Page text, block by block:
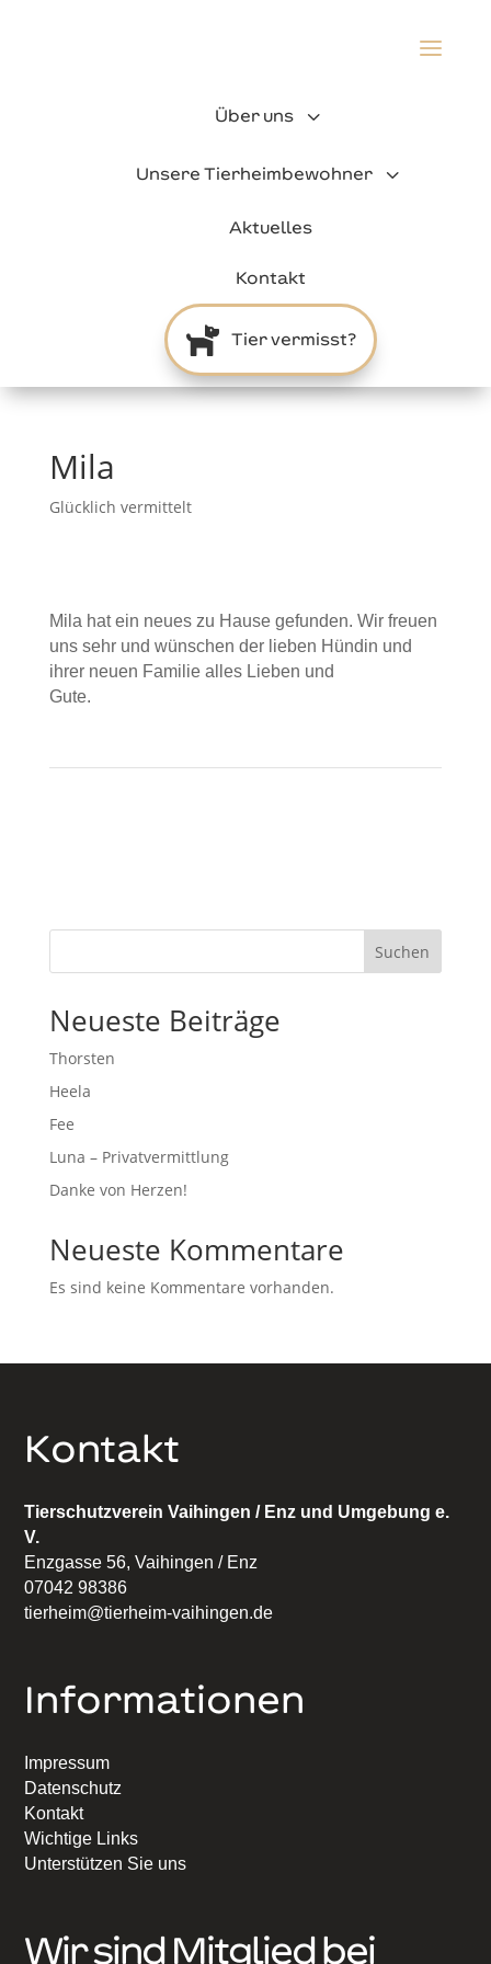
a
3
Über uns
3
Unsere Tierheimbewohner
Aktuelles
Kontakt
 Tier vermisst?
Mila
Glücklich vermittelt
Mila hat ein neues zu Hause gefunden. Wir freuen
uns sehr und wünschen der lieben Hündin und
ihrer neuen Familie alles Lieben und
Gute.⠀⠀⠀⠀⠀⠀⠀⠀⠀⠀⠀⠀⠀⠀⠀⠀⠀⠀⠀⠀⠀⠀⠀⠀⠀⠀
Suchen
Neueste Beiträge
Thorsten
Heela
Fee
Luna – Privatvermittlung
Danke von Herzen!
Neueste Kommentare
Es sind keine Kommentare vorhanden.
Kontakt
Tierschutzverein Vaihingen / Enz und Umgebung e.
V.
Enzgasse 56, Vaihingen / Enz
07042 98386
tierheim@tierheim-vaihingen.de
Informationen
Impressum
Datenschutz
Kontakt
Wichtige Links
Unterstützen Sie uns
Wir sind Mitglied bei